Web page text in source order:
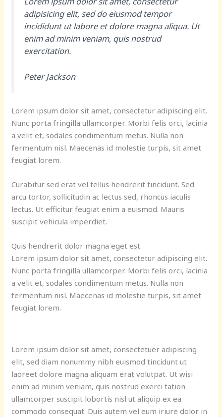
adipisicing elit, sed do eiusmod tempor
incididunt ut labore et dolore magna aliqua. Ut
enim ad minim veniam, quis nostrud
exercitation.
Peter Jackson
Lorem ipsum dolor sit amet, consectetur adipiscing elit.
Nunc porta fringilla ullamcorper. Morbi felis orci, lacinia
a velit et, sodales condimentum metus. Nulla non
fermentum nisl. Maecenas id molestie turpis, sit amet
feugiat lorem.
Curabitur sed erat vel tellus hendrerit tincidunt. Sed
arcu tortor, sollicitudin ac lectus sed, rhoncus iaculis
lectus. Ut efficitur feugiat enim a euismod. Mauris
suscipit vehicula imperdiet.
Quis hendrerit dolor magna eget est
Lorem ipsum dolor sit amet, consectetur adipiscing elit.
Nunc porta fringilla ullamcorper. Morbi felis orci, lacinia
a velit et, sodales condimentum metus. Nulla non
fermentum nisl. Maecenas id molestie turpis, sit amet
feugiat lorem.
Lorem ipsum dolor sit amet, consectetuer adipiscing
elit, sed diam nonummy nibh euismod tincidunt ut
laoreet dolore magna aliquam erat volutpat. Ut wisi
enim ad minim veniam, quis nostrud exerci tation
ullamcorper suscipit lobortis nisl ut aliquip ex ea
commodo consequat. Duis autem vel eum iriure dolor in